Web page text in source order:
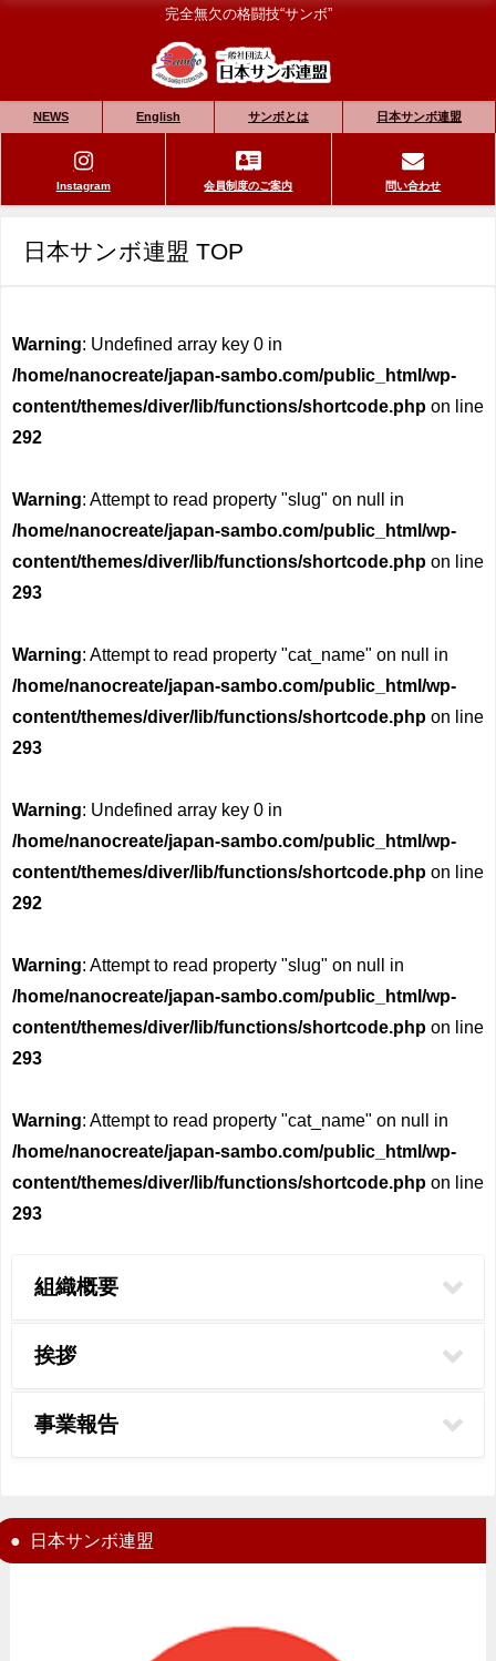
完全無欠の格闘技“サンボ”
NEWS English サンボとは 日本サンボ連盟
Instagram 会員制度のご案内 問い合わせ
日本サンボ連盟 TOP
Warning: Undefined array key 0 in
/home/nanocreate/japan-sambo.com/public_html/wp-
content/themes/diver/lib/functions/shortcode.php on line
292
Warning: Attempt to read property "slug" on null in
/home/nanocreate/japan-sambo.com/public_html/wp-
content/themes/diver/lib/functions/shortcode.php on line
293
Warning: Attempt to read property "cat_name" on null in
/home/nanocreate/japan-sambo.com/public_html/wp-
content/themes/diver/lib/functions/shortcode.php on line
293
Warning: Undefined array key 0 in
/home/nanocreate/japan-sambo.com/public_html/wp-
content/themes/diver/lib/functions/shortcode.php on line
292
Warning: Attempt to read property "slug" on null in
/home/nanocreate/japan-sambo.com/public_html/wp-
content/themes/diver/lib/functions/shortcode.php on line
293
Warning: Attempt to read property "cat_name" on null in
/home/nanocreate/japan-sambo.com/public_html/wp-
content/themes/diver/lib/functions/shortcode.php on line
293
組織概要
挨拶
事業報告
日本サンボ連盟